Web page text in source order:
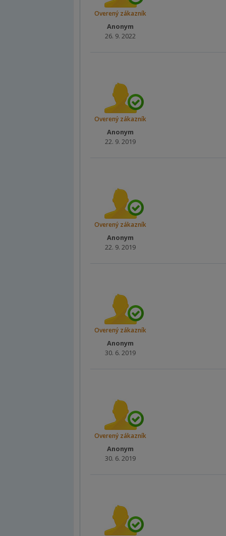
Overený zákazník
Anonym
26. 9. 2022
Overený zákazník
Anonym
22. 9. 2019
Overený zákazník
Anonym
22. 9. 2019
Overený zákazník
Anonym
30. 6. 2019
Overený zákazník
Anonym
30. 6. 2019